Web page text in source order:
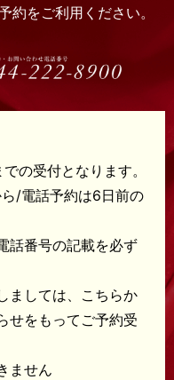
約をご利用ください。
の受付となります。
/電話予約は6日前の
話番号の記載を必ず
ましては、こちらか
せをもってご予約受
ません